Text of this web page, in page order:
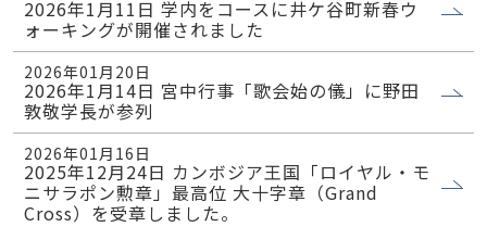
2026年1月11日 学内をコースに井ケ谷町新春ウ
ォーキングが開催されました
2026年01月20日
2026年1月14日 宮中行事「歌会始の儀」に野田
敦敬学長が参列
2026年01月16日
2025年12月24日 カンボジア王国「ロイヤル・モ
ニサラポン勲章」最高位 大十字章（Grand
Cross）を受章しました。